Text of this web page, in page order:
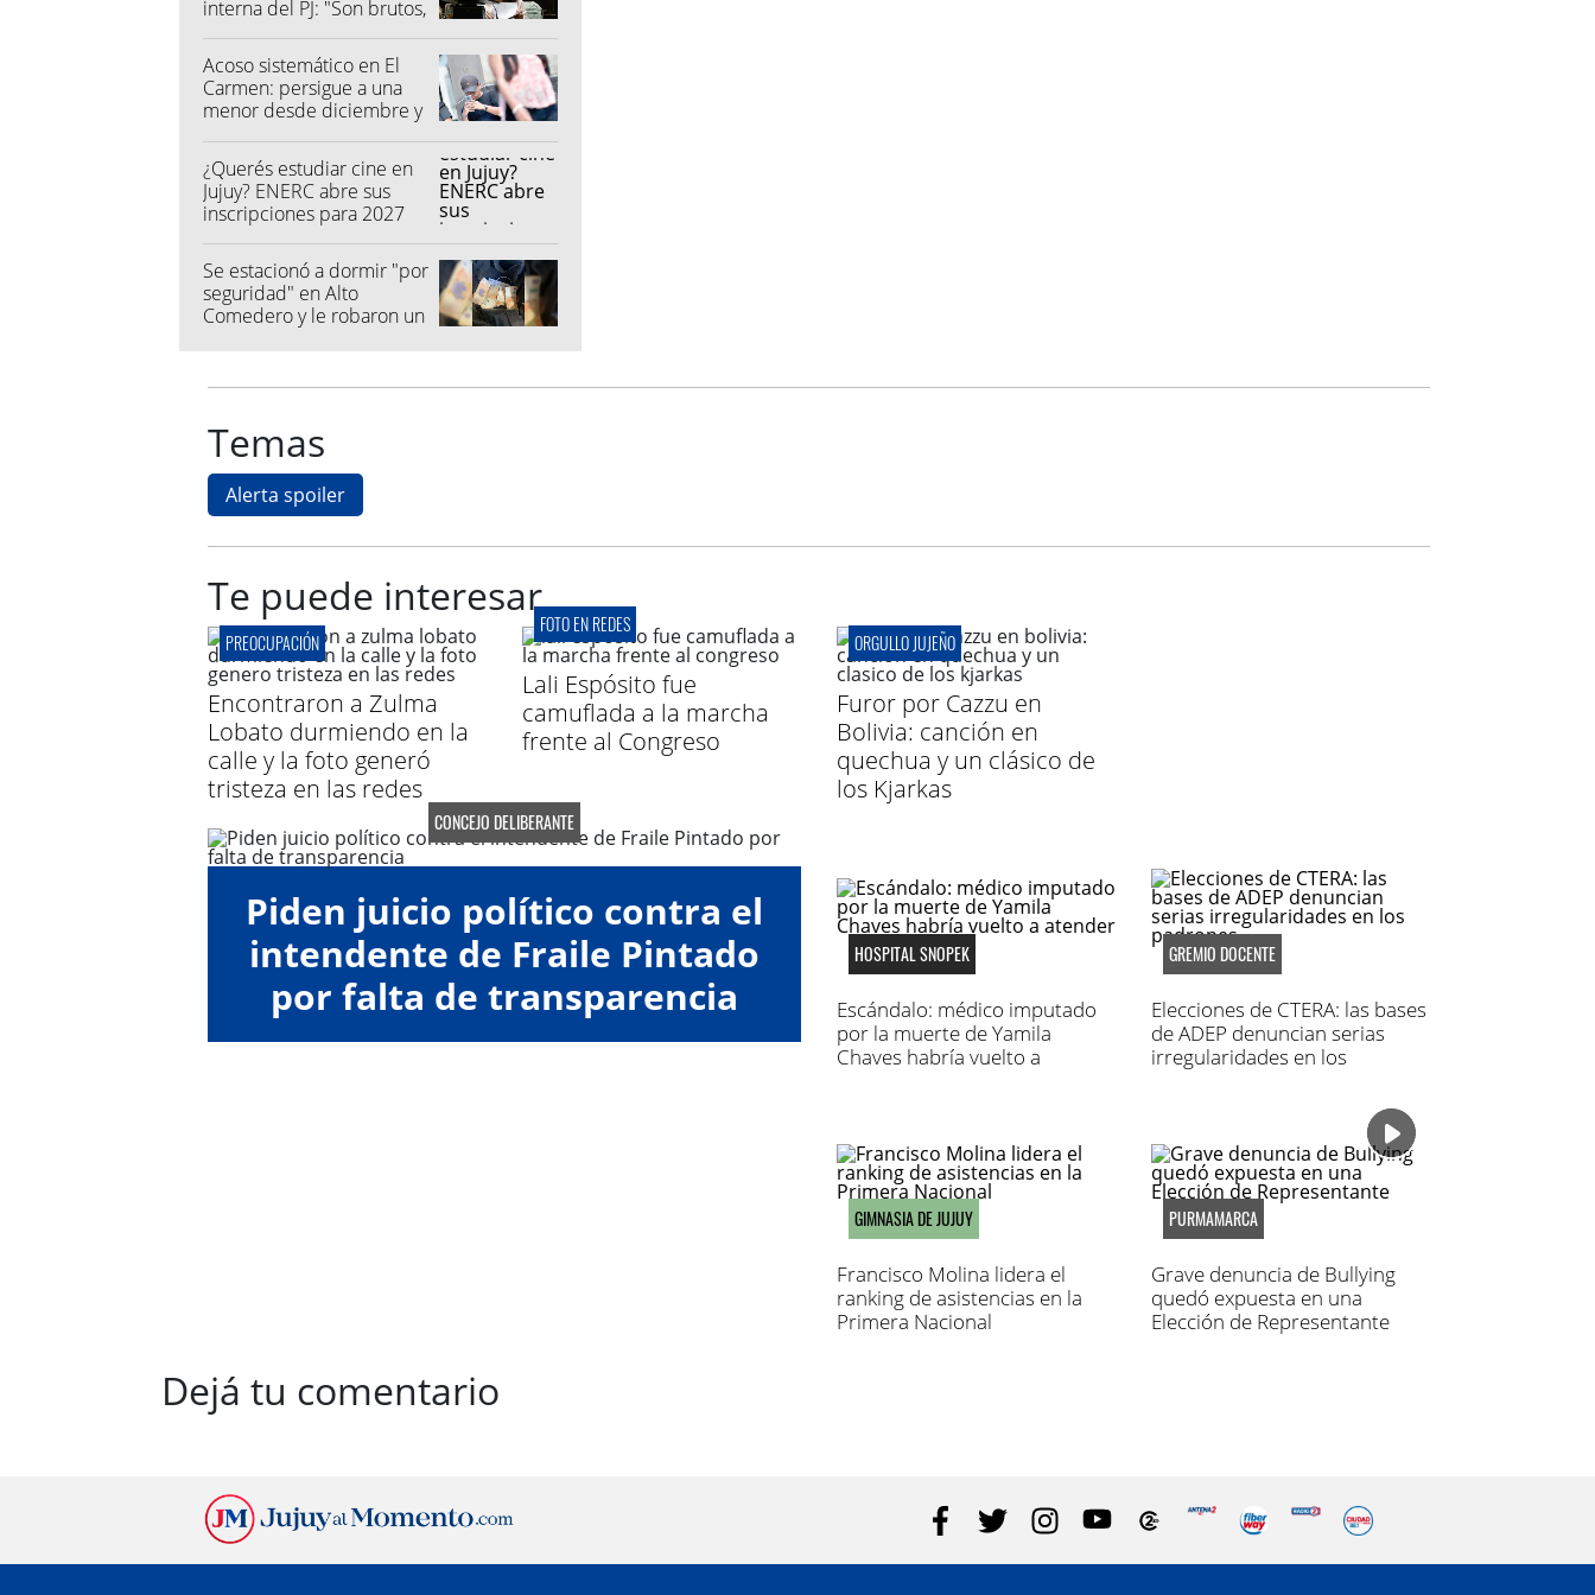
interna del PJ: "Son brutos,
Acoso sistemático en El
Carmen: persigue a una
menor desde diciembre y
¿Querés estudiar cine en
Jujuy? ENERC abre sus
inscripciones para 2027
Se estacionó a dormir "por
seguridad" en Alto
Comedero y le robaron un
Temas
Alerta spoiler
Te puede interesar
PREOCUPACIÓN
Encontraron a Zulma
Lobato durmiendo en la
calle y la foto generó
tristeza en las redes
FOTO EN REDES
Lali Espósito fue
camuflada a la marcha
frente al Congreso
ORGULLO JUJEÑO
Furor por Cazzu en
Bolivia: canción en
quechua y un clásico de
los Kjarkas
CONCEJO DELIBERANTE
Piden juicio político contra el
intendente de Fraile Pintado
por falta de transparencia
HOSPITAL SNOPEK
Escándalo: médico imputado
por la muerte de Yamila
Chaves habría vuelto a
GREMIO DOCENTE
Elecciones de CTERA: las bases
de ADEP denuncian serias
irregularidades en los
GIMNASIA DE JUJUY
Francisco Molina lidera el
ranking de asistencias en la
Primera Nacional
PURMAMARCA
Grave denuncia de Bullying
quedó expuesta en una
Elección de Representante
Dejá tu comentario